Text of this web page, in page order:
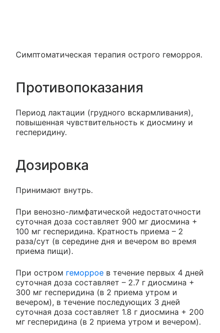
Симптоматическая терапия острого геморроя.
Противопоказания
Период лактации (грудного вскармливания),
повышенная чувствительность к диосмину и
гесперидину.
Дозировка
Принимают внутрь.
При венозно-лимфатической недостаточности
суточная доза составляет 900 мг диосмина +
100 мг гесперидина. Кратность приема – 2
раза/сут (в середине дня и вечером во время
приема пищи).
При остром геморрое в течение первых 4 дней
суточная доза составляет – 2.7 г диосмина +
300 мг гесперидина (в 2 приема утром и
вечером), в течение последующих 3 дней
суточная доза составляет 1.8 г диосмина + 200
мг гесперидина (в 2 приема утром и вечером).